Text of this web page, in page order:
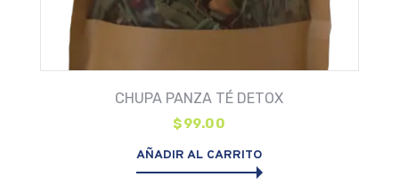
CHUPA PANZA TÉ DETOX
$99.00
AÑADIR AL CARRITO